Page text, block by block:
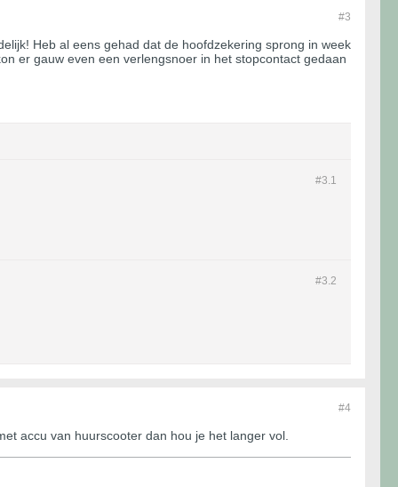
#3
Heb al eens gehad dat de hoofdzekering sprong in week
er gauw even een verlengsnoer in het stopcontact gedaan
#3. 1
#3. 2
#4
accu van huurscooter dan hou je het langer vol.